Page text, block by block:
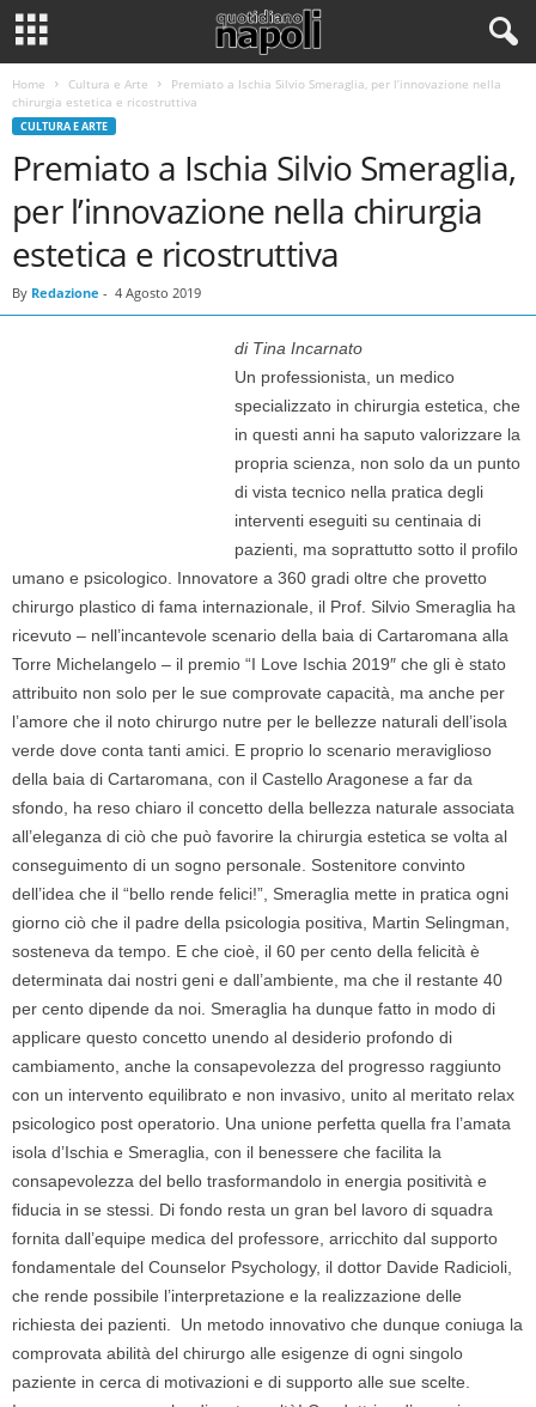
Home Cultura e Arte
Premiato a Ischia Silvio Smeraglia, per l’innovazione nella
chirurgia estetica e ricostruttiva
CULTURA E ARTE
Premiato a Ischia Silvio Smeraglia,
per l’innovazione nella chirurgia
estetica e ricostruttiva
By Redazione - 4 Agosto 2019
di Tina Incarnato
Un professionista, un medico
specializzato in chirurgia estetica, che
in questi anni ha saputo valorizzare la
propria scienza, non solo da un punto
di vista tecnico nella pratica degli
interventi eseguiti su centinaia di
pazienti, ma soprattutto sotto il profilo
umano e psicologico. Innovatore a 360 gradi oltre che provetto
chirurgo plastico di fama internazionale, il Prof. Silvio Smeraglia ha
ricevuto – nell’incantevole scenario della baia di Cartaromana alla
Torre Michelangelo – il premio “I Love Ischia 2019″ che gli è stato
attribuito non solo per le sue comprovate capacità, ma anche per
l’amore che il noto chirurgo nutre per le bellezze naturali dell’isola
verde dove conta tanti amici. E proprio lo scenario meraviglioso
della baia di Cartaromana, con il Castello Aragonese a far da
sfondo, ha reso chiaro il concetto della bellezza naturale associata
all’eleganza di ciò che può favorire la chirurgia estetica se volta al
conseguimento di un sogno personale. Sostenitore convinto
dell’idea che il “bello rende felici!”, Smeraglia mette in pratica ogni
giorno ciò che il padre della psicologia positiva, Martin Selingman,
sosteneva da tempo. E che cioè, il 60 per cento della felicità è
determinata dai nostri geni e dall’ambiente, ma che il restante 40
per cento dipende da noi. Smeraglia ha dunque fatto in modo di
applicare questo concetto unendo al desiderio profondo di
cambiamento, anche la consapevolezza del progresso raggiunto
con un intervento equilibrato e non invasivo, unito al meritato relax
psicologico post operatorio. Una unione perfetta quella fra l’amata
isola d’Ischia e Smeraglia, con il benessere che facilita la
consapevolezza del bello trasformandolo in energia positività e
fiducia in se stessi. Di fondo resta un gran bel lavoro di squadra
fornita dall’equipe medica del professore, arricchito dal supporto
fondamentale del Counselor Psychology, il dottor Davide Radicioli,
che rende possibile l’interpretazione e la realizzazione delle
richiesta dei pazienti. Un metodo innovativo che dunque coniuga la
comprovata abilità del chirurgo alle esigenze di ogni singolo
paziente in cerca di motivazioni e di supporto alle sue scelte.